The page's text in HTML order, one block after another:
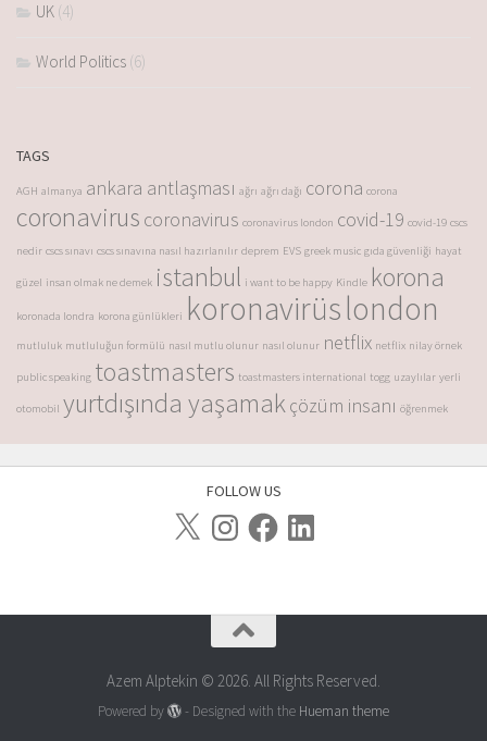
UK (4)
World Politics (6)
TAGS
AGH almanya ankara antlaşması ağrı ağrı dağı corona corona
coronavirus coronavirus coronavirus london covid-19 covid-19 cscs
nedir cscs sınavı cscs sınavına nasıl hazırlanılır deprem EVS greek music gıda güvenliği hayat
güzel insan olmak ne demek istanbul i want to be happy Kindle korona
koronada londra korona günlükleri koronavirüslondon
mutluluk mutluluğun formülü nasıl mutlu olunur nasıl olunur netflix netflix nilay örnek
public speaking toastmasters toastmasters international togg uzaylılar yerli
otomobil yurtdışında yaşamakçözüm insanı öğrenmek
FOLLOW US
Azem Alptekin © 2026. All Rights Reserved.
Powered by - Designed with the Hueman theme